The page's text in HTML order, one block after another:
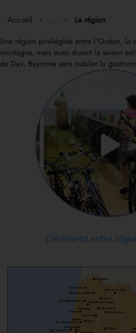
Accueil ...
La région
Une région privilégiée entre l'Océan, la
montagne, mais aussi durant la saison
de Dax, Bayonne sans oublier la
Découvrez notre